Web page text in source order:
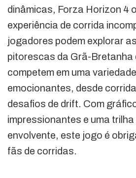
dinâmicas, Forza Horizon 4
experiência de corrida
jogadores podem explorar
pitorescas da Grã-Bretanha
competem em uma
emocionantes, desde
desafios de drift. Com
impressionantes e uma
envolvente, este jogo é
fãs de corridas.